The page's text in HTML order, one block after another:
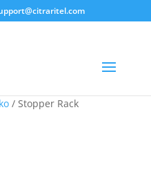
/ Stopper Rack